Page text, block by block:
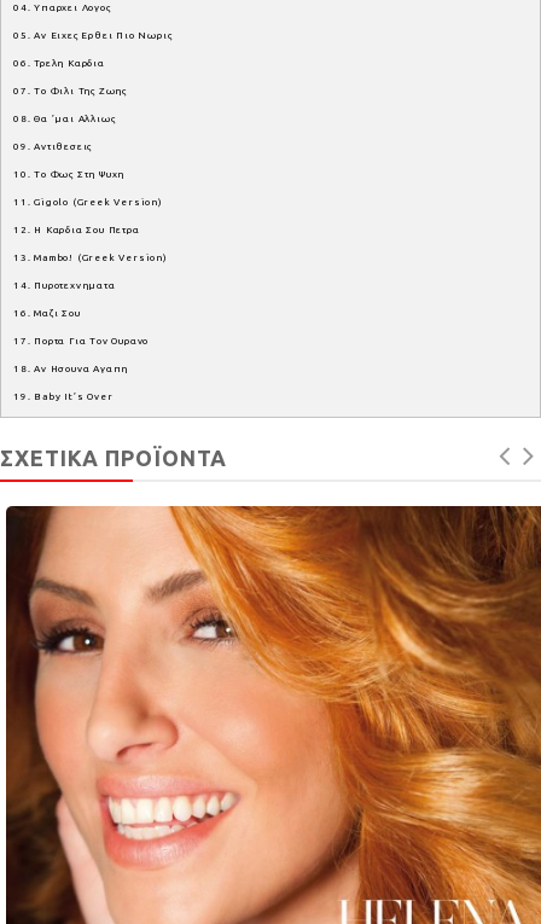
04. Υπαρχει Λογος
05. Αν Ειχες Ερθει Πιο Νωρις
06. Τρελη Καρδια
07. Το Φιλι Της Ζωης
08. Θα ’μαι Αλλιως
09. Αντιθεσεις
10. Το Φως Στη Ψυχη
11. Gigolo (Greek Version)
12. Η Καρδια Σου Πετρα
13. Mambo! (Greek Version)
14. Πυροτεχνηματα
16. Μαζι Σου
17. Πορτα Για Τον Ουρανο
18. Αν Ησουνα Αγαπη
19. Baby It’s Over
ΣΧΕΤΙΚΆ ΠΡΟΪΌΝΤΑ